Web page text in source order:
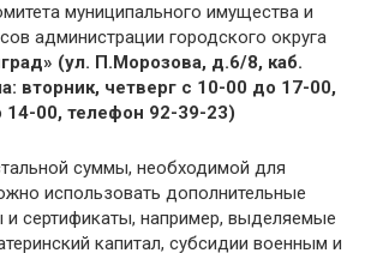
муниципального имущества и
администрации городского округа
(ул. П.Морозова, д.6/8, каб.
вторник, четверг с 10-00 до 17-00,
00, телефон 92-39-23)
суммы, необходимой для
использовать дополнительные
и сертификаты, например, выделяемые
капитал, субсидии военным и